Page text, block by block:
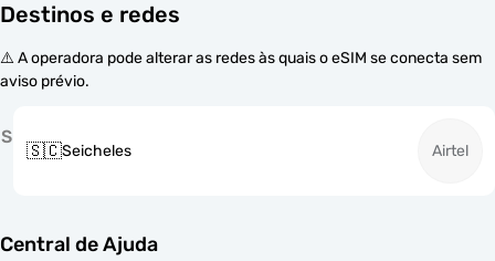
Destinos e redes
⚠️ A operadora pode alterar as redes às quais o eSIM se conecta sem
aviso prévio.
S
🇸🇨Seicheles Airtel
Central de Ajuda